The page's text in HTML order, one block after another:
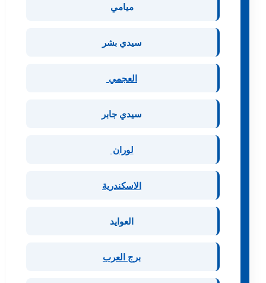
ميامي
سيدي بشر
العجمي
سيدي جابر
لوران
الاسكندرية
العوايد
برج العرب